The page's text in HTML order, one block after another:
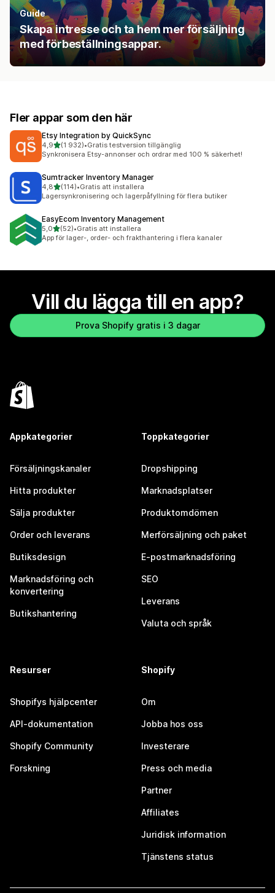
Guide
Skapa intresse och ta hem mer försäljning
med förbeställningsappar.
Fler appar som den här
Etsy Integration by QuickSync
4,9av 5 stjärnor
(1 932)
1932 recensioner totalt
•Gratis testversion tillgänglig
Synkronisera Etsy-annonser och ordrar med 100 % säkerhet!
Sumtracker Inventory Manager
4,8av 5 stjärnor
(114)
114 recensioner totalt
•Gratis att installera
Lagersynkronisering och lagerpåfyllning för flera butiker
EasyEcom Inventory Management
5,0av 5 stjärnor
(52)
52 recensioner totalt
•Gratis att installera
App för lager-, order- och frakthantering i flera kanaler
Vill du lägga till en app?
Prova Shopify gratis i 3 dagar
Appkategorier
Försäljningskanaler
Hitta produkter
Sälja produkter
Order och leverans
Butiksdesign
Marknadsföring och
konvertering
Butikshantering
Toppkategorier
Dropshipping
Marknadsplatser
Produktomdömen
Merförsäljning och paket
E-postmarknadsföring
SEO
Leverans
Valuta och språk
Resurser
Shopifys hjälpcenter
API-dokumentation
Shopify Community
Forskning
Shopify
Om
Jobba hos oss
Investerare
Press och media
Partner
Affiliates
Juridisk information
Tjänstens status